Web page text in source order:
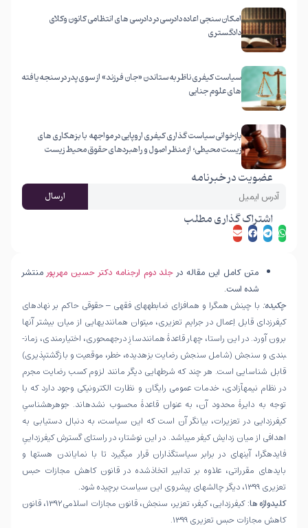
متن کامل این مقاله در جلد دوم ارجنامه دکتر حسین مهرپور منتشر
شده است.
چکیده: با چینش هم­گرا و هم­افزای ضابطه­های فقهی – حقوقی حاکم بر نهادهای
کیفرزدای قابل اِعمال در جرایم تعزیری، می­توان همانندی­هایی از میان بیشتر آنها
برون آورد. در این راستا، چهار قاعدۀ همانندسازِ درجه­محوری، اختیارمندی، زما­ن­
بندی و سنجش (شامل سنجش رضایت­ بزه­دیده، خطر، موقعیت و بازگشت­پذیری)
قابل شناسایی است. هر چند که شرط­هایی دیگر مانند لزوم کسب رضایت مجرم
در نظام نیمه­آزادی، خدمات عمومی رایگان و نظارت الکترونیکی وجود دارد که با
توجه به دایرۀ محدود آن، به عنوان قاعدۀ محسوب نشده­اند. جوهره­شناسیِ
کیفرزدایی در تعزیرات، بیان­گر آن است که این سیاست، به دنبال دستیابی به
اهدافی از میان زدایش کیفر می­باشد. در این نوشتار، در راستای گسترش کیفرزداییِ
فایده­گرا، آینه­ای در برابر سیاست­گذاران قرار می­گیرد تا با نمایاندن هست­ها و
بایدهای مقرراتی، علاوه بر تدابیر اتخاذشده در قانون کاهش مجازات حبس
تعزیری 1399، دیگر چالش­های پیش­روی این سیاست برچیده شود.
کلیدواژه ها:
کیفرزدایی، کیفر، تعزیر، سنجش، قانون مجازات اسلامی1392، قانون
کاهش مجازات حبس تعزیری 1399.
امکان سنجی اعاده دادرسی در دادرسی های انتظامی کانون وکلای
دادگستری
سیاست کیفری ناظر به ستاندن «جان فرزند» از سوی پدر در سنجه یافته
های علوم جنایی
بازخوانی سیاست گذاری کیفری اروپایی در مواجهه با بزهکاری های
زیست محیطی؛ از منظر اصول و راهبردهای حقوق محیط زیست
عضویت در خبرنامه
ارسال
اشتراک گذاری مطلب